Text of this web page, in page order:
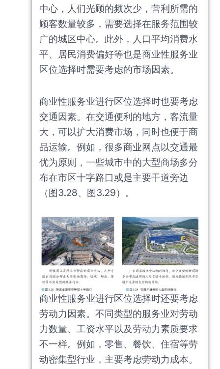
中心，人们光顾的频次少，营利所需的
顾客数量较多，需要选择在服务范围较
广的城区中心。此外，人口平均消费水
平、居民消费偏好等也是商业性服务业
区位选择时需要考虑的市场因素。
商业性服务业进行区位选择时也要考虑
交通因素。在交通便利的地方，客流量
大，可以扩大消费市场，同时也便于商
品运输。例如，很多商业网点以交通最
优为原则，一些城市中的大型商场多分
布在市区十字路口或是主要干道旁边
（图3.28、图3.29）。
商业性服务业进行区位选择时还要考虑
劳动力因素。不同类型的服务业对劳动
力数量、工资水平以及劳动力素质要求
不一样。例如，零售、餐饮、住宿等劳
动密集型行业，主要考虑劳动力成本。